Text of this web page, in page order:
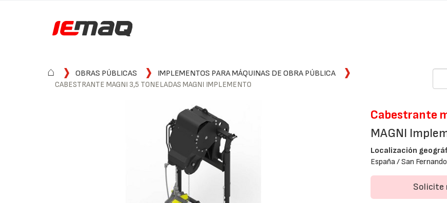
⌂ OBRAS PÚBLICAS
IMPLEMENTOS PARA MÁQUINAS DE OBRA PÚBLICA
CABESTRANTE MAGNI 3,5 TONELADAS MAGNI IMPLEMENTO
Cabestrante
MAGNI
Localización
España / San
Solicite